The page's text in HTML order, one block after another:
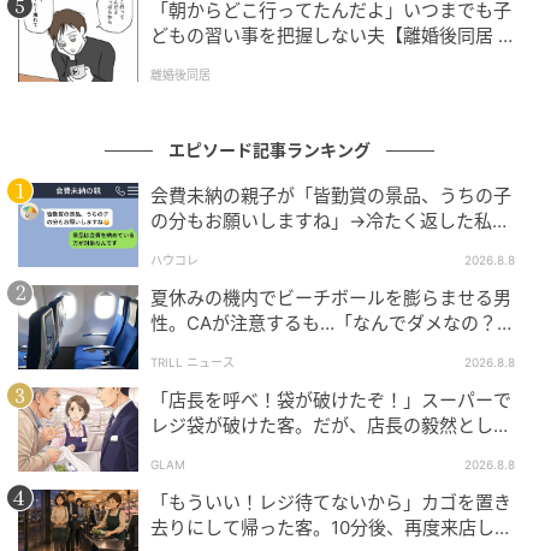
らいです。
それ以来、子どもを連れて買い物をする時は、会計前
ようになりました。
娘に悪気はなかったと思います。それでも、気付かな
かった私の責任でお店に迷惑をかけてしまいました。
小さな子どもとの買い物では、「そんなことはしない
だろう」と思い込まず、親が最後まで目を配ることの
大切さを思い知らされた出来事です。
著者：田町真生／20代女性／3歳の娘の育児と仕事の
両立に奮闘中。趣味はお菓子作り
イラスト：はたこ
※ベビーカレンダーが独自に実施したアンケートで集
「朝からどこ行ってたんだよ」いつまでも子
どもの習い事を把握しない夫【離婚後同居 Vo
離婚後同居
エピソード記事ランキング
会費未納の親子が「皆勤賞の景品、うちの子
の分もお願いしますね」→冷たく返した私が
ハウコレ 2026.8.8
夏休みの機内でビーチボールを膨らませる男
性。CAが注意するも…「なんでダメなの？」
TRILL ニュース 2026.8.8
「店長を呼べ！袋が破けたぞ！」スーパーで
レジ袋が破けた客。だが、店長の毅然とした
GLAM 2026.8.8
「もういい！レジ待てないから」カゴを置き
去りにして帰った客。10分後、再度来店した